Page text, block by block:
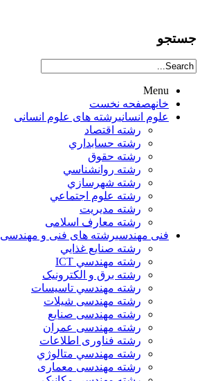
جستجو
Menu
خانهصفحه نخست
علوم انسانيرشته های علوم انسانی
رشته اقتصاد
رشته حسابداري
رشته حقوق
رشته روانشناسي
رشته شهرسازي
رشته علوم اجتماعي
رشته مديريت
رشته معارف اسلامی
فنی مهندسیرشته های فنی و مهندسی
رشته صنايع غذايي
رشته مهندسي ICT
رشته برق و الکترونيک
رشته مهندسي تاسيسات
رشته مهندسی شیلات
رشته مهندسی صنایع
رشته مهندسی عمران
رشته فناوری اطلاعات
رشته مهندسي متالوژي
رشته مهندسی معماری